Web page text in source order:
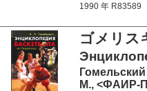
1990 年 R83589
ゴメリス
М., <ФАИР-